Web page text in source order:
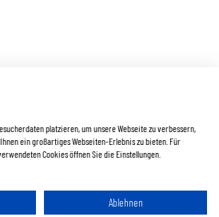
platzieren, um unsere Webseite zu verbessern,
ein großartiges Webseiten-Erlebnis zu bieten. Für
Cookies öffnen Sie die Einstellungen.
Ablehnen